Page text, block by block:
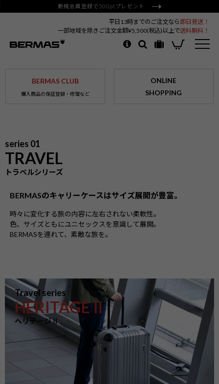
新規会員登録で500ptプレゼント
平日13時までのご注文なら 即日発送！
一部地域を除きご注文金額¥5,500(税込)以上で送料無料！
BERMAS CLUB
購入商品の保証登録・修理など
ONLINE
SHOPPING
series 01
TRAVEL
トラベルシリーズ
BERMASのキャリーケースはサイズ展開が豊富。
時々に変化する旅の内容に左右されない柔軟性。
色、サイズともにユニセックスを意識して展開。
BERMASを連れて、素敵な旅を。
Travel series
HERITAGEⅡ
ヘリテージⅡ